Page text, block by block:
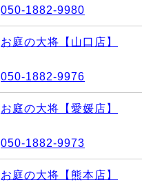
050-1882-9980
お庭の大将【山口店】
050-1882-9976
お庭の大将【愛媛店】
050-1882-9973
お庭の大将【熊本店】